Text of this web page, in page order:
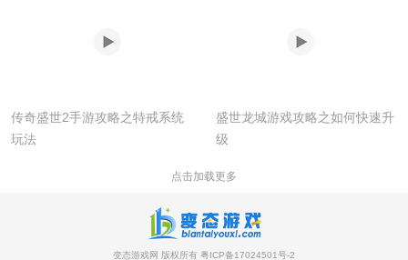
传奇盛世2手游攻略之特戒系统
玩法
盛世龙城游戏攻略之如何快速升
级
点击加载更多
变态游戏网 版权所有 粤ICP备17024501号-2